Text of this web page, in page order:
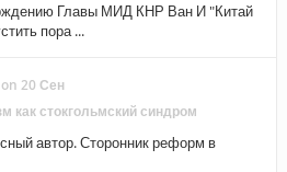
Главы МИД КНР Ван И "Китай
пора ...
on 20 Сен
как стокгольмский синдром
автор. Сторонник реформ в